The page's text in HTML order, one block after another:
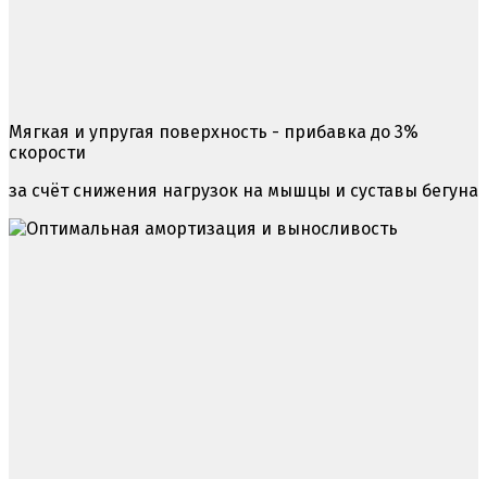
Мягкая и упругая поверхность - прибавка до 3%
скорости
за счёт снижения нагрузок на мышцы и суставы бегуна